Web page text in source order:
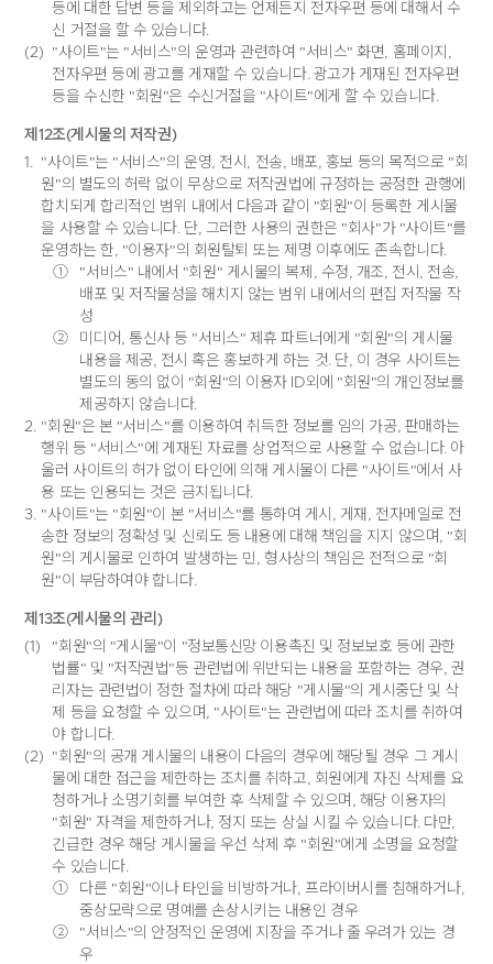
등에 대한 답변 등을 제외하고는 언제든지 전자우편 등에 대해서 수
신 거절을 할 수 있습니다.
(2)
"사이트"는 "서비스"의 운영과 관련하여 "서비스" 화면, 홈페이지,
전자우편 등에 광고를 게재할 수 있습니다. 광고가 게재된 전자우편
등을 수신한 "회원"은 수신거절을 "사이트"에게 할 수 있습니다.
제12조(게시물의 저작권)
1.
"사이트"는 "서비스"의 운영, 전시, 전송, 배포, 홍보 등의 목적으로 "회
원"의 별도의 허락 없이 무상으로 저작권법에 규정하는 공정한 관행에
합치되게 합리적인 범위 내에서 다음과 같이 "회원"이 등록한 게시물
을 사용할 수 있습니다. 단, 그러한 사용의 권한은 "회사"가 "사이트"를
운영하는 한, "이용자"의 회원탈퇴 또는 제명 이후에도 존속합니다.
①
"서비스" 내에서 "회원" 게시물의 복제, 수정, 개조, 전시, 전송,
배포 및 저작물성을 해치지 않는 범위 내에서의 편집 저작물 작
성
②
미디어, 통신사 등 "서비스" 제휴 파트너에게 "회원"의 게시물
내용을 제공, 전시 혹은 홍보하게 하는 것. 단, 이 경우 사이트는
별도의 동의 없이 "회원"의 이용자 ID외에 "회원"의 개인정보를
제공하지 않습니다.
2. "회원"은 본 "서비스"를 이용하여 취득한 정보를 임의 가공, 판매하는
행위 등 "서비스"에 게재된 자료를 상업적으로 사용할 수 없습니다. 아
울러 사이트의 허가 없이 타인에 의해 게시물이 다른 "사이트"에서 사
용 또는 인용되는 것은 금지됩니다.
3. "사이트"는 "회원"이 본 "서비스"를 통하여 게시, 게재, 전자메일로 전
송한 정보의 정확성 및 신뢰도 등 내용에 대해 책임을 지지 않으며, "회
원"의 게시물로 인하여 발생하는 민, 형사상의 책임은 전적으로 "회
원"이 부담하여야 합니다.
제13조(게시물의 관리)
(1)
"회원"의 "게시물"이 "정보통신망 이용촉진 및 정보보호 등에 관한
법률" 및 "저작권법"등 관련법에 위반되는 내용을 포함하는 경우, 권
리자는 관련법이 정한 절차에 따라 해당 "게시물"의 게시중단 및 삭
제 등을 요청할 수 있으며, "사이트"는 관련법에 따라 조치를 취하여
야 합니다.
(2)
"회원"의 공개 게시물의 내용이 다음의 경우에 해당될 경우 그 게시
물에 대한 접근을 제한하는 조치를 취하고, 회원에게 자진 삭제를 요
청하거나 소명기회를 부여한 후 삭제할 수 있으며, 해당 이용자의
"회원" 자격을 제한하거나, 정지 또는 상실 시킬 수 있습니다. 다만,
긴급한 경우 해당 게시물을 우선 삭제 후 "회원"에게 소명을 요청할
수 있습니다.
①
다른 "회원"이나 타인을 비방하거나, 프라이버시를 침해하거나,
중상모략으로 명예를 손상시키는 내용인 경우
②
"서비스"의 안정적인 운영에 지장을 주거나 줄 우려가 있는 경
우